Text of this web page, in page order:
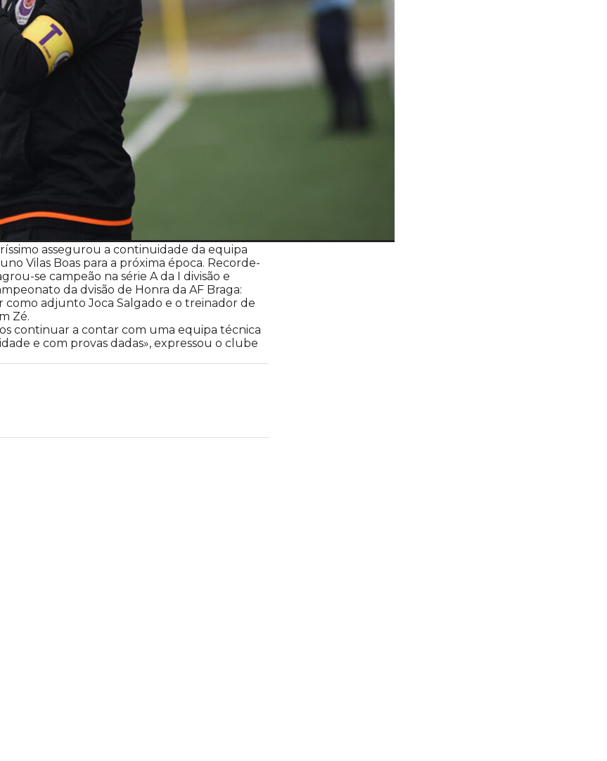
assegurou a continuidade da equipa
Vilas Boas para a próxima época. Recorde-
se campeão na série A da I divisão e
da dvisão de Honra da AF Braga:
como adjunto Joca Salgado e o treinador de
Zé.
continuar a contar com uma equipa técnica
e com provas dadas», expressou o clube